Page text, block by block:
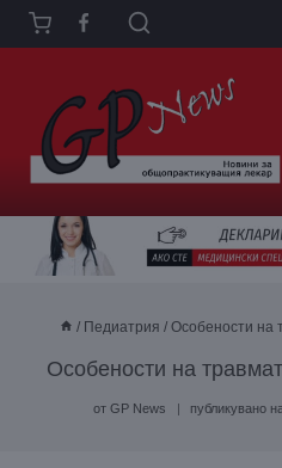
Към
съдържанието
/ Педиатрия / Особености на
Особености на
от GP News публикувано на